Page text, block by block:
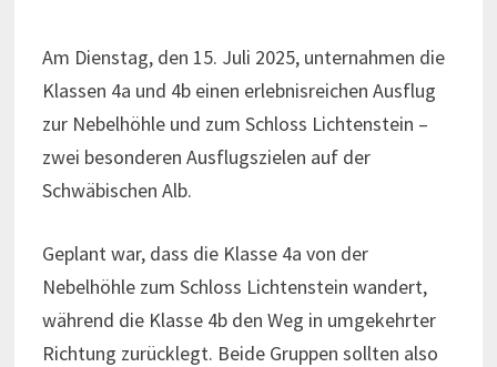
Am Dienstag, den 15. Juli 2025, unternahmen die
Klassen 4a und 4b einen erlebnisreichen Ausflug
zur Nebelhöhle und zum Schloss Lichtenstein –
zwei besonderen Ausflugszielen auf der
Schwäbischen Alb.
Geplant war, dass die Klasse 4a von der
Nebelhöhle zum Schloss Lichtenstein wandert,
während die Klasse 4b den Weg in umgekehrter
Richtung zurücklegt. Beide Gruppen sollten also